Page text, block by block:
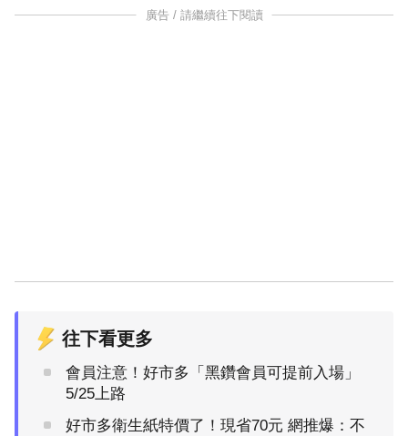
廣告 / 請繼續往下閱讀
往下看更多
會員注意！好市多「黑鑽會員可提前入場」
5/25上路
好市多衛生紙特價了！現省70元 網推爆：不